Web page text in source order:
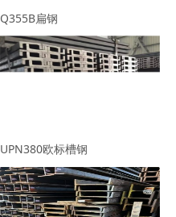
Q355B扁钢
UPN380欧标槽钢